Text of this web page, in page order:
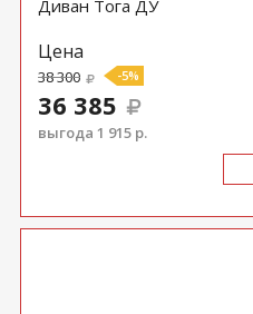
Диван Тога ДУ
Цена
38 300 -5%
36 385
выгода 1 915 р.